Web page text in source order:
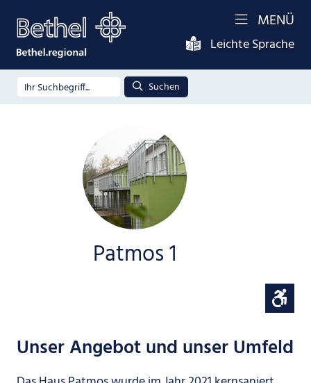
Leichte Sprache
MENÜ
Suchen
Patmos 1
Unser Angebot und unser Umfeld